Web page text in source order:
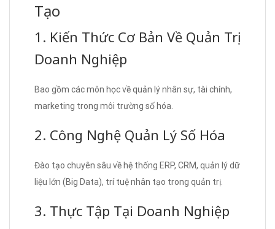
Tạo
1. Kiến Thức Cơ Bản Về Quản Trị
Doanh Nghiệp
Bao gồm các môn học về quản lý nhân sự, tài chính,
marketing trong môi trường số hóa.
2. Công Nghệ Quản Lý Số Hóa
Đào tạo chuyên sâu về hệ thống ERP, CRM, quản lý dữ
liệu lớn (Big Data), trí tuệ nhân tạo trong quản trị.
3. Thực Tập Tại Doanh Nghiệp